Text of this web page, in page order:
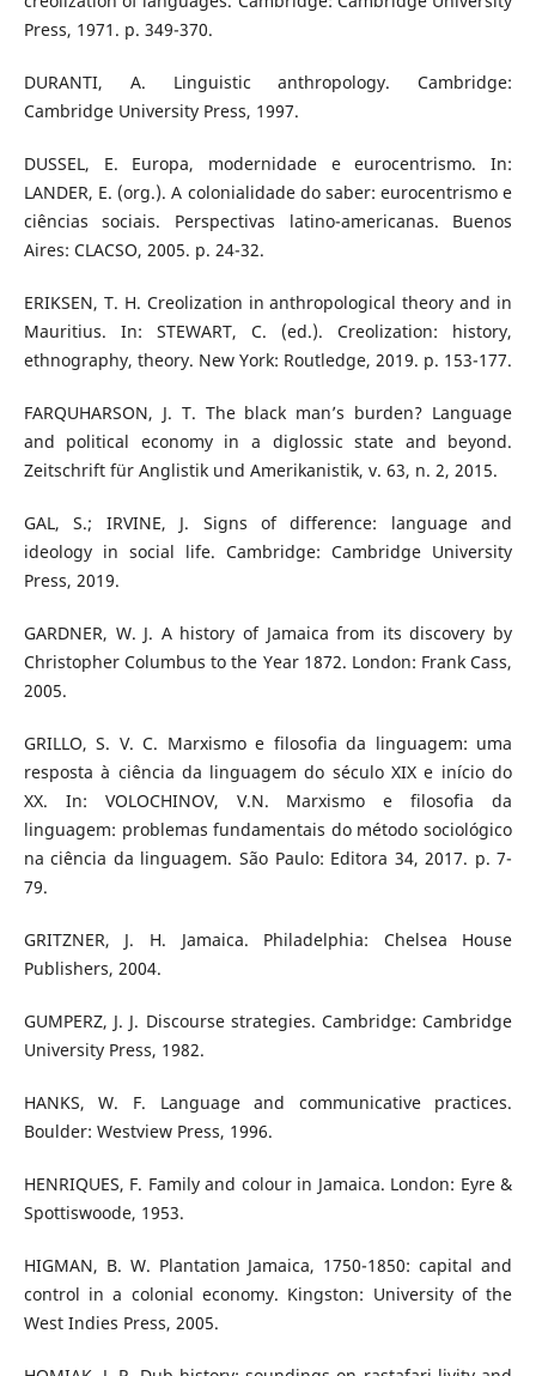
Press, 1971. p. 349-370.
DURANTI, A. Linguistic anthropology. Cambridge:
Cambridge University Press, 1997.
DUSSEL, E. Europa, modernidade e eurocentrismo. In:
LANDER, E. (org.). A colonialidade do saber: eurocentrismo e
ciências sociais. Perspectivas latino-americanas. Buenos
Aires: CLACSO, 2005. p. 24-32.
ERIKSEN, T. H. Creolization in anthropological theory and in
Mauritius. In: STEWART, C. (ed.). Creolization: history,
ethnography, theory. New York: Routledge, 2019. p. 153-177.
FARQUHARSON, J. T. The black man’s burden? Language
and political economy in a diglossic state and beyond.
Zeitschrift für Anglistik und Amerikanistik, v. 63, n. 2, 2015.
GAL, S.; IRVINE, J. Signs of difference: language and
ideology in social life. Cambridge: Cambridge University
Press, 2019.
GARDNER, W. J. A history of Jamaica from its discovery by
Christopher Columbus to the Year 1872. London: Frank Cass,
2005.
GRILLO, S. V. C. Marxismo e filosofia da linguagem: uma
resposta à ciência da linguagem do século XIX e início do
XX. In: VOLOCHINOV, V.N. Marxismo e filosofia da
linguagem: problemas fundamentais do método sociológico
na ciência da linguagem. São Paulo: Editora 34, 2017. p. 7-
79.
GRITZNER, J. H. Jamaica. Philadelphia: Chelsea House
Publishers, 2004.
GUMPERZ, J. J. Discourse strategies. Cambridge: Cambridge
University Press, 1982.
HANKS, W. F. Language and communicative practices.
Boulder: Westview Press, 1996.
HENRIQUES, F. Family and colour in Jamaica. London: Eyre &
Spottiswoode, 1953.
HIGMAN, B. W. Plantation Jamaica, 1750-1850: capital and
control in a colonial economy. Kingston: University of the
West Indies Press, 2005.